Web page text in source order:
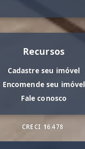
Recursos
Cadastre seu imóvel
Encomende seu imóvel
Fale conosco
CRECI 16.478